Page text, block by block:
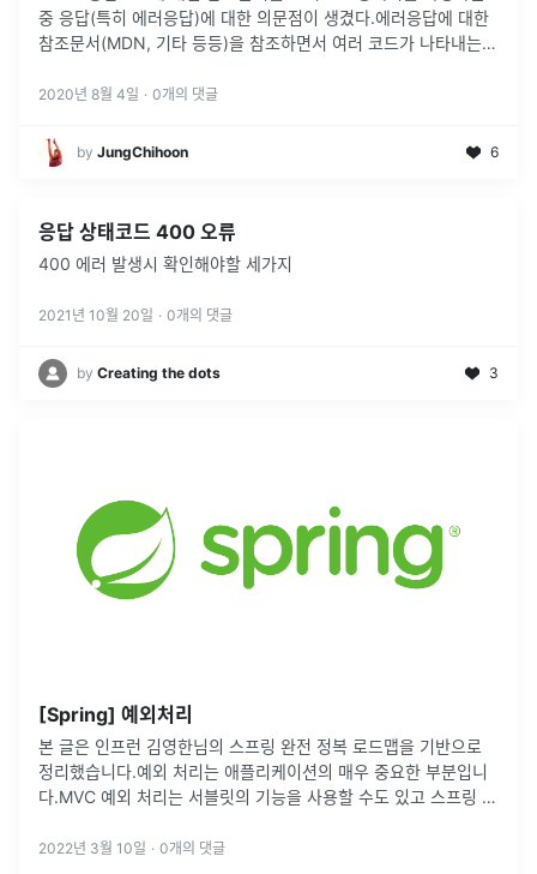
중 응답(특히 에러응답)에 대한 의문점이 생겼다.에러응답에 대한
참조문서(MDN, 기타 등등)을 참조하면서 여러 코드가 나타내는의
리해보려고 ...
2020년 8월 4일 · 0개의 댓글
by JungChihoon 6
응답 상태코드 400 오류
400 에러 발생시 확인해야할 세가지
2021년 10월 20일 · 0개의 댓글
by Creating the dots 3
[Spring] 예외처리
본 글은 인프런 김영한님의 스프링 완전 정복 로드맵을 기반으로
정리했습니다.예외 처리는 애플리케이션의 매우 중요한 부분입니
다.MVC 예외 처리는 서블릿의 기능을 사용할 수도 있고 스프링 부
하는 기능을 살펴 ...
2022년 3월 10일 · 0개의 댓글